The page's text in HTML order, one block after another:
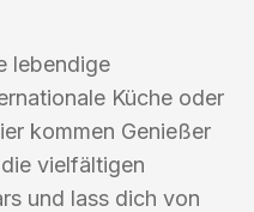
lebendige
Küche oder
kommen Genießer
vielfältigen
und lass dich von